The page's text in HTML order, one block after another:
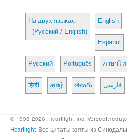
На двух языках:
(Русский / English)
English
Español
Русский Português ภาษาไท
हिन्दी தமிழ் తెలుగు فارسی
© 1998-2026, Heartlight, Inc.
Heartlight. Все цитаты взяты из